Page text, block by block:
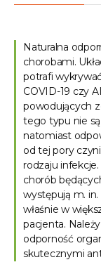
Naturalna
chorobami.
potrafi
COVID-19 czy
powodujących
tego typu nie
natomiast
od tej pory
rodzaju
chorób
występują m.
właśnie w
pacjenta.
odporność
skutecznymi